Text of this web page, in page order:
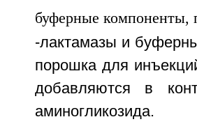
-лактамазы и
порошка для
добавляются в
аминогликозида.